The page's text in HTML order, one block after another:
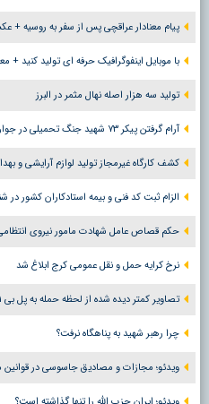
پیام معنادار عراقچی پس از سفر به روسیه +
با موبایل اینفوگرافیک حرفه ای تولید کنید +
تولید سه هزار اصله نهال مثمر در البرز
آرام گرفتن پیکر ۷۳ شهید جنگ تحمیلی در جوار امامزادگان استان البرز
کشف کارگاه غیرمجاز تولید لوازم آرایشی و
الزام ثبت کد فنی و بیمه استادکاران کشور در
حکم قصاص عامل شهادت مامور نیروی
نرخ کرایه حمل و نقل عمومی کرج ابلاغ شد
تصاویر کمتر دیده شده از لحظه حمله به پل بی ۱ کرج
چرا رهبر شهید به پناهگاه نرفت؟
ویدئو؛ مجازات و مصادیق جاسوسی در